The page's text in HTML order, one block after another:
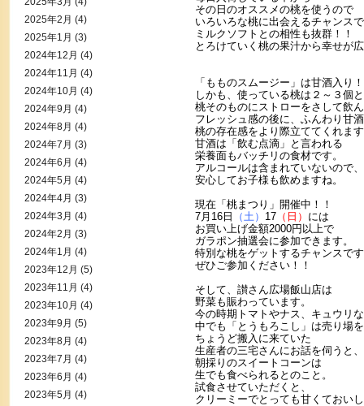
その日のオススメの桃を使うので
いろいろな桃に出会えるチャンス
ミルクソフトとの相性も抜群！！
とろけていく桃の果汁から幸せが
「もものスムージー」は甘酒入り
しかも、使っている桃は２～３個
桃そのものにストローをさして飲
フレッシュ感の後に、ふんわり甘
桃の存在感をより際立ててくれま
甘酒は「飲む点滴」と言われる
栄養面もバッチリの食材です。
アルコールは含まれていないので、
安心してお子様も飲めますね。
現在「桃まつり」開催中！！
7月16日
（土） 17 （日） には
お買い上げ金額2000円以上で
ガラポン抽選会に参加できます。
特別な桃をゲットするチャンスで
ぜひご参加ください！！
そして、讃さん広場飯山店は
野菜も賑わっています。
今の時期トマトやナス、キュウリ
中でも「とうもろこし」は売り場
ちょうど搬入に来ていた
生産者の三宅さんにお話を伺うと、
朝採りのスイートコーンは
生でも食べられるとのこと。
試食させていただくと、
クリーミーでとっても甘くておい
2025年2月 (4)
2025年1月 (3)
2024年12月 (4)
2024年11月 (4)
2024年10月 (4)
2024年9月 (4)
2024年8月 (4)
2024年7月 (3)
2024年6月 (4)
2024年5月 (4)
2024年4月 (3)
2024年3月 (4)
2024年2月 (3)
2024年1月 (4)
2023年12月 (5)
2023年11月 (4)
2023年10月 (4)
2023年9月 (5)
2023年8月 (4)
2023年7月 (4)
2023年6月 (4)
2023年5月 (4)